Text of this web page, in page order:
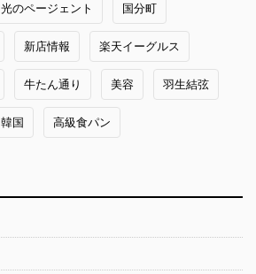
光のページェント 国分町
新店情報 楽天イーグルス
牛たん通り 美容 羽生結弦
韓国 高級食パン